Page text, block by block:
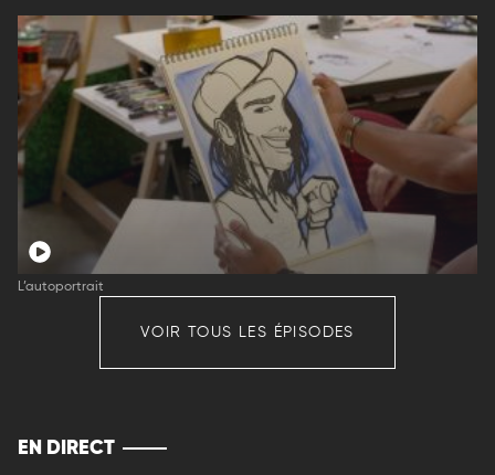
L’autoportrait
VOIR TOUS LES ÉPISODES
EN DIRECT